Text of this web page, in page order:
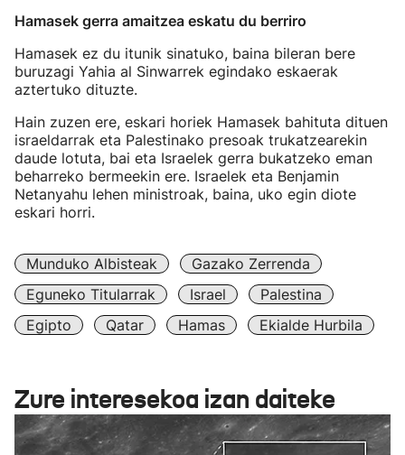
Hamasek gerra amaitzea eskatu du berriro
Hamasek ez du itunik sinatuko, baina bileran bere
buruzagi Yahia al Sinwarrek egindako eskaerak
aztertuko dituzte.
Hain zuzen ere, eskari horiek Hamasek bahituta dituen
israeldarrak eta Palestinako presoak trukatzearekin
daude lotuta, bai eta Israelek gerra bukatzeko eman
beharreko bermeekin ere. Israelek eta Benjamin
Netanyahu lehen ministroak, baina, uko egin diote
eskari horri.
Munduko Albisteak
Gazako Zerrenda
Eguneko Titularrak
Israel
Palestina
Egipto
Qatar Hamas Ekialde Hurbila
Zure interesekoa izan daiteke